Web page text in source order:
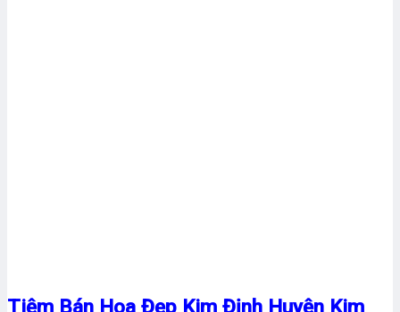
Tiệm Bán Hoa Đẹp Kim Định Huyện Kim